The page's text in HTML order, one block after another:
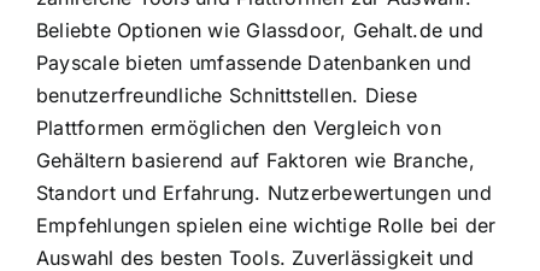
Beliebte Optionen wie Glassdoor, Gehalt.de und
Payscale bieten umfassende Datenbanken und
benutzerfreundliche Schnittstellen. Diese
Plattformen ermöglichen den Vergleich von
Gehältern basierend auf Faktoren wie Branche,
Standort und Erfahrung. Nutzerbewertungen und
Empfehlungen spielen eine wichtige Rolle bei der
Auswahl des besten Tools. Zuverlässigkeit und